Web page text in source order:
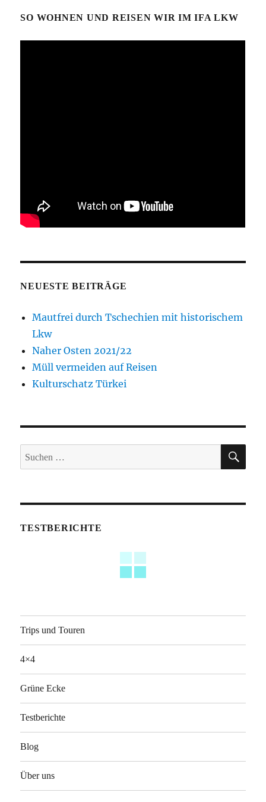
SO WOHNEN UND REISEN WIR IM IFA LKW
NEUESTE BEITRÄGE
Mautfrei durch Tschechien mit historischem
Lkw
Naher Osten 2021/22
Müll vermeiden auf Reisen
Kulturschatz Türkei
Suche
nach:
TESTBERICHTE
Trips und Touren
4×4
Grüne Ecke
Testberichte
Blog
Über uns